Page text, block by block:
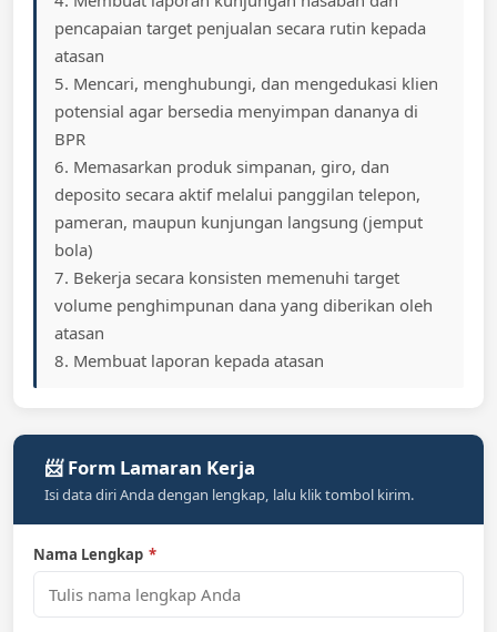
pencapaian target penjualan secara rutin kepada
atasan
5. Mencari, menghubungi, dan mengedukasi klien
potensial agar bersedia menyimpan dananya di
BPR
6. Memasarkan produk simpanan, giro, dan
deposito secara aktif melalui panggilan telepon,
pameran, maupun kunjungan langsung (jemput
bola)
7. Bekerja secara konsisten memenuhi target
volume penghimpunan dana yang diberikan oleh
atasan
8. Membuat laporan kepada atasan
📨 Form Lamaran Kerja
Isi data diri Anda dengan lengkap, lalu klik tombol kirim.
Nama Lengkap *